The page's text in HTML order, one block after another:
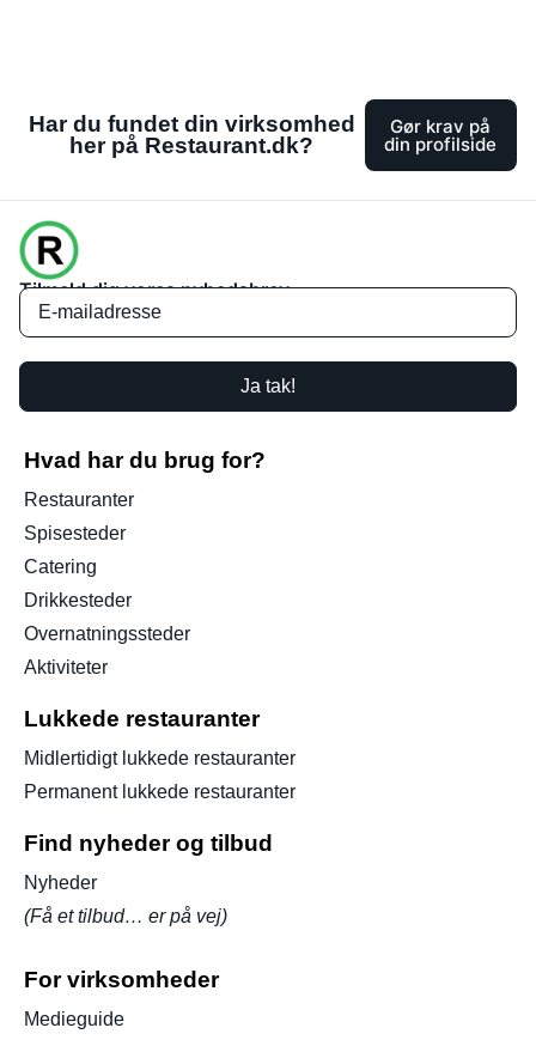
Har du fundet din virksomhed
her på Restaurant.dk?
Gør krav på
din profilside
Tilmeld dig vores nyhedsbrev
Ja tak!
Hvad har du brug for?
Restauranter
Spisesteder
Catering
Drikkesteder
Overnatningssteder
Aktiviteter
Lukkede restauranter
Midlertidigt lukkede restauranter
Permanent lukkede restauranter
Find nyheder og tilbud
Nyheder
(Få et tilbud… er på vej)
For virksomheder
Medieguide